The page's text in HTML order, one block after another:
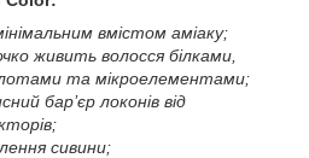
вмістом аміаку;
живить волосся білками,
та мікроелементами;
бар’єр локонів від
сивини;